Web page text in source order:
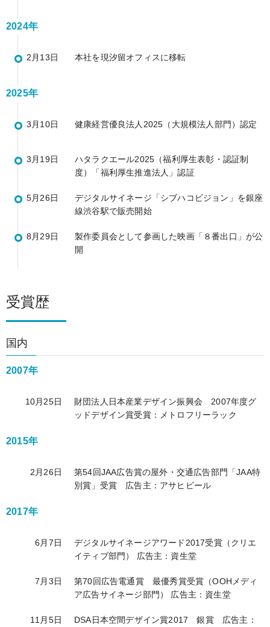
2024年
2月13日 本社を現汐留オフィスに移転
2025年
3月10日 健康経営優良法人2025（大規模法人部門）認定
3月19日
ハタラクエール2025（福利厚生表彰・認証制
度）「福利厚生推進法人」認証
5月26日
デジタルサイネージ「シブハコビジョン」を銀座
線渋谷駅で販売開始
8月29日
製作委員会として参画した映画「８番出口」が公
開
受賞歴
国内
2007年
10月25日
財団法人日本産業デザイン振興会 2007年度グ
ッドデザイン賞受賞：メトロフリーラック
2015年
2月26日
第54回JAA広告賞の屋外・交通広告部門「JAA特
別賞」受賞 広告主：アサヒビール
2017年
6月7日
デジタルサイネージアワード2017受賞（クリエ
イティブ部門） 広告主：資生堂
7月3日
第70回広告電通賞 最優秀賞受賞（OOHメディ
ア広告サイネージ部門） 広告主：資生堂
11月5日
DSA日本空間デザイン賞2017 銀賞 広告主：